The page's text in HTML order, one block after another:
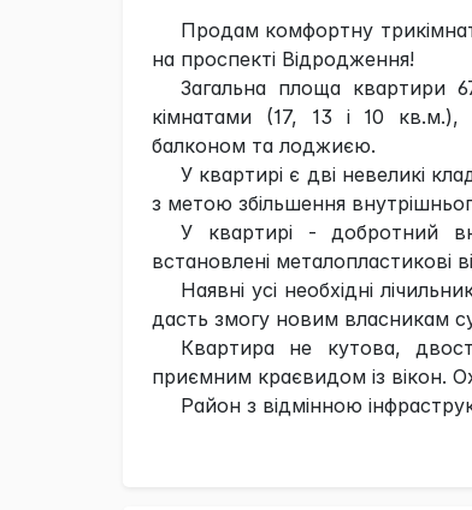
Продам комфортну
на проспекті Відродження!
Загальна площа квартири
кімнатами (17, 13 і 10
балконом та лоджиєю.
У квартирі є дві невеликі
з метою збільшення
У квартирі - добротний
встановлені металопластикові
Наявні усі необхідні
дасть змогу новим власникам
Квартира не кутова,
приємним краєвидом із вікон.
Район з відмінною